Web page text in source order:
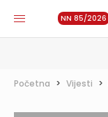
NN 85/2026
Početna > Vijesti >